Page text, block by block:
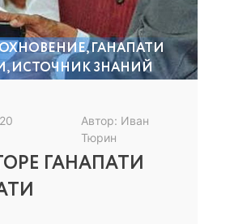
,ГАНАПАТИ
,ИСТОЧНИК ЗНАНИЙ
Автор: Иван
Тюрин
ГАНАПАТИ